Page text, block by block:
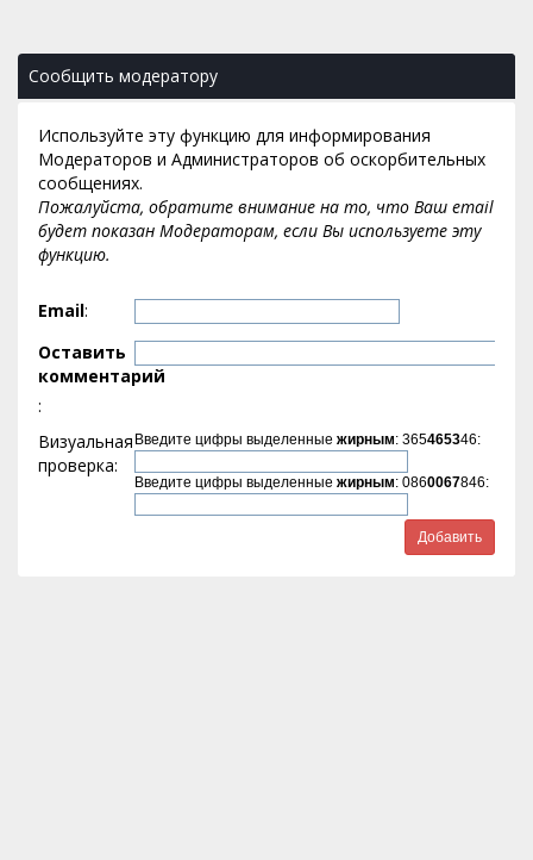
Сообщить модератору
Используйте эту функцию для информирования
Модераторов и Администраторов об оскорбительных
сообщениях.
Пожалуйста, обратите внимание на то, что Ваш email
будет показан Модераторам, если Вы используете эту
функцию.
Email:
Оставить
комментарий
:
Визуальная
проверка:
Введите цифры выделенные жирным: 365465346:
Введите цифры выделенные жирным: 0860067846: